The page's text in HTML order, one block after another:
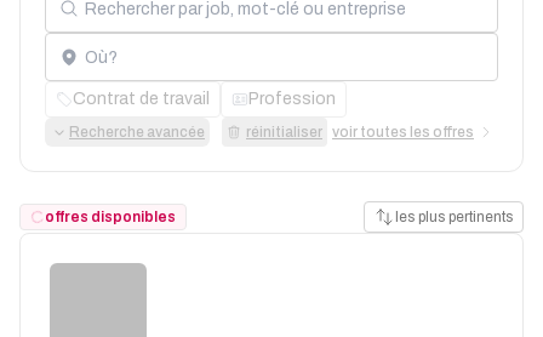
Localisation
Contrat de travail Profession
Recherche avancée réinitialiser voir toutes les offres
offres disponibles les plus pertinents